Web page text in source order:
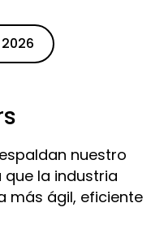
nuestro
la industria
más ágil, eficiente